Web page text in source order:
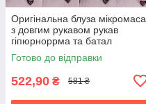
Оригінальна блуза мікромаса
з довгим рукавом рукав
гіпюрноррма та батал
Готово до відправки
522,90 ₴ 581 ₴